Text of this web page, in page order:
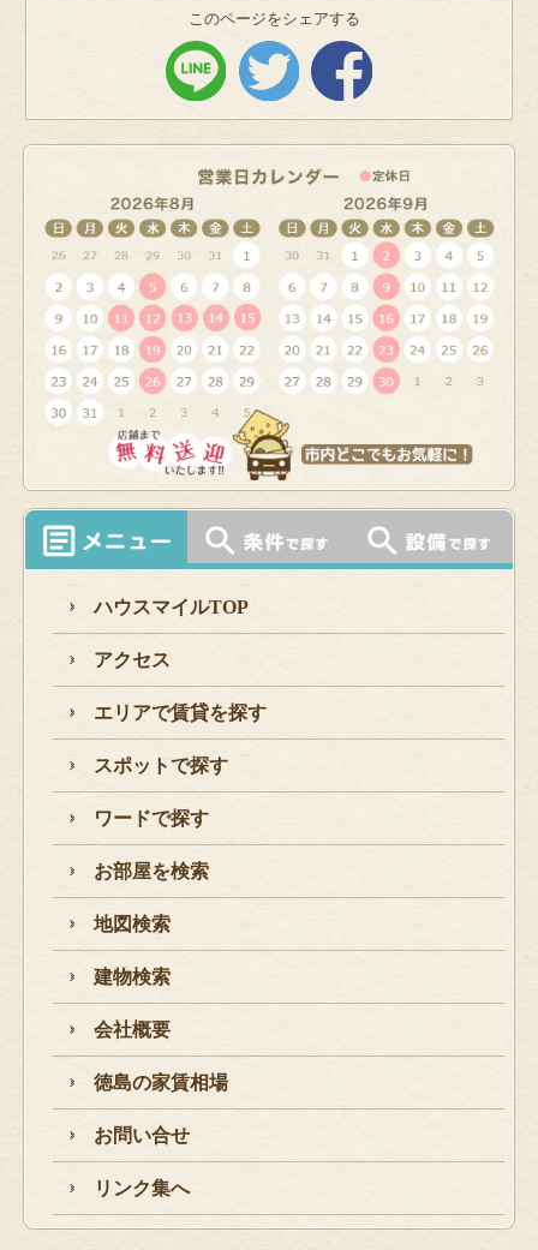
このページをシェアする
ハウスマイルTOP
アクセス
エリアで賃貸を探す
スポットで探す
ワードで探す
お部屋を検索
地図検索
建物検索
会社概要
徳島の家賃相場
お問い合せ
リンク集へ